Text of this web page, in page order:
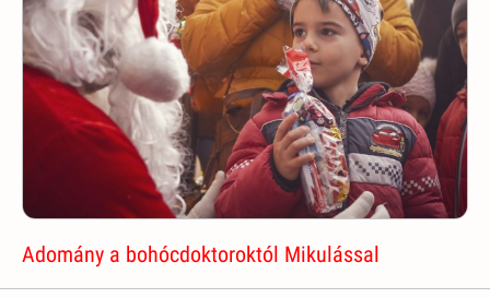
Adomány a bohócdoktoroktól Mikulással